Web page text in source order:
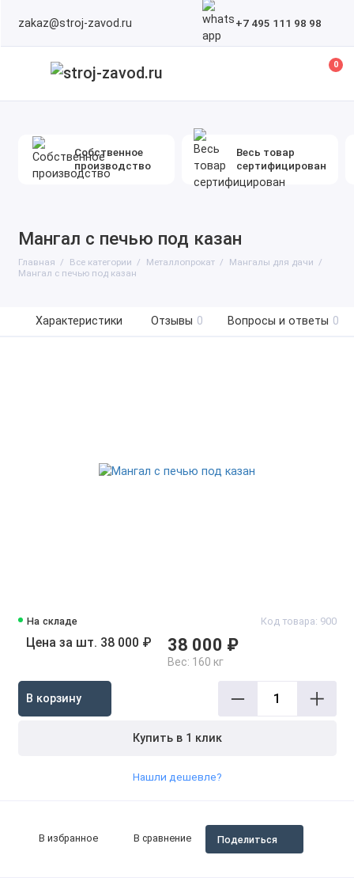
zakaz@stroj-zavod.ru +7 495 111 98 98
0
Собственное
производство
Весь товар
сертифицирован
Мангал с печью под казан
Главная Все категории Металлопрокат
Мангалы для дачи
Мангал с печью под казан
Характеристики Отзывы 0 Вопросы и ответы 0
На складе Код товара: 900
Цена за шт. 38 000 ₽ 38 000 ₽
Вес: 160 кг
В корзину
Купить в 1 клик
Нашли дешевле?
В избранное В сравнение Поделиться